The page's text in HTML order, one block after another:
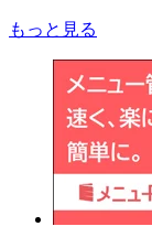
もっと見る